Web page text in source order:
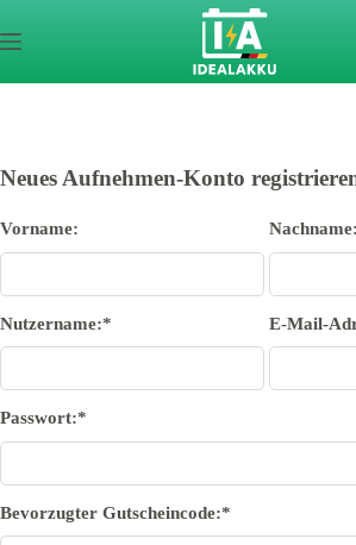
Neues Aufnehmen-Konto
Vorname: Nachname:
Nutzername:* E-Mail-
Passwort:*
Bevorzugter Gutscheincode:*